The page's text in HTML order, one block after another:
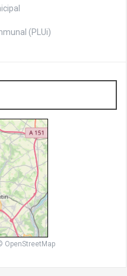
(PLUi)
OpenStreetMap